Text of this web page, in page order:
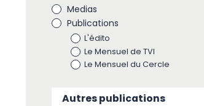
Medias
Publications
L'édito
Le Mensuel de TVI
Le Mensuel du Cercle
Autres publications